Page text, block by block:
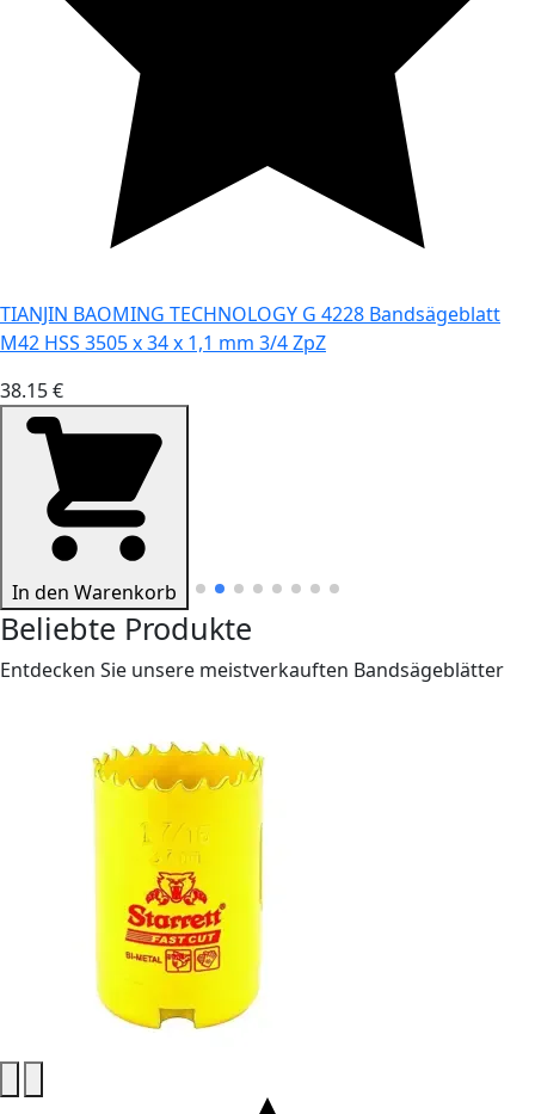
TIANJIN BAOMING TECHNOLOGY G 4228 Bandsägeblatt
M42 HSS 3505 x 34 x 1,1 mm 3/4 ZpZ
38.15 €
In den Warenkorb
Beliebte Produkte
Entdecken Sie unsere meistverkauften Bandsägeblätter